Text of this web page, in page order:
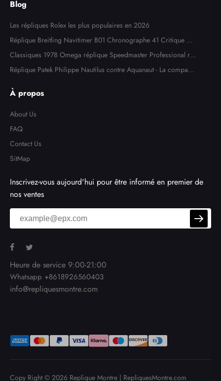
Blog
Les répliques Rolex les plus populaires en 2026
Réplique Breitling Navitimer B01 Chronographe 41 Critique de
la montre
Classiques 1978 Omega réplique Speedmaster Professional ré
f. 145,022
Réplique Patek Philippe Nautilus contre Aquanaut - La comparai
À propos
About Us
FAQ
Contact Us
SitMap
Inscrivez-vous aujourd'hui pour être informé en premier de
nos ventes
Heure de service 9:00-21:00
Whatsapp +8618926560403
info@repliquesmontre.com
Copy Right © 2026 Replique Montre | RepliquesMontre.com